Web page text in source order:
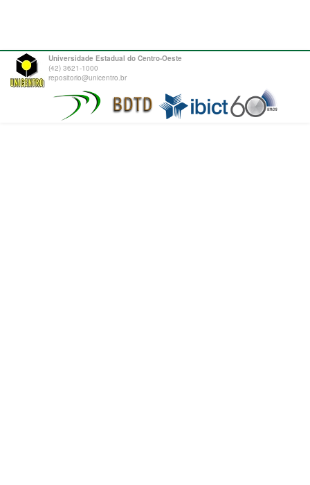
Universidade Estadual do Centro-Oeste
(42) 3621-1000
repositorio@unicentro.br